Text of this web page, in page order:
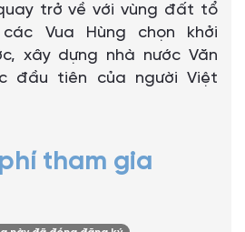
trở về với vùng đất tổ
Vua Hùng chọn khởi
xây dựng nhà nước Văn
đầu tiên của người Việt
tham gia